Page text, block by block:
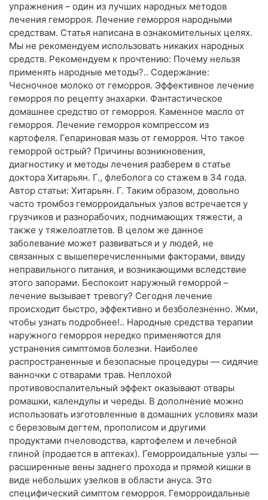
упражнения – один из лучших народных методов
лечения геморроя. Лечение геморроя народными
средствам. Статья написана в ознакомительных целях.
Мы не рекомендуем использовать никаких народных
средств. Рекомендуем к прочтению: Почему нельзя
применять народные методы?.. Содержание:
Чесночное молоко от геморроя. Эффективное лечение
геморроя по рецепту знахарки. Фантастическое
домашнее средство от геморроя. Каменное масло от
геморроя. Лечение геморроя компрессом из
картофеля. Гепариновая мазь от геморроя. Что такое
геморрой острый? Причины возникновения,
диагностику и методы лечения разберем в статье
доктора Хитарьян. Г., флеболога со стажем в 34 года.
Автор статьи: Хитарьян. Г. Таким образом, довольно
часто тромбоз геморроидальных узлов встречается у
грузчиков и разнорабочих, поднимающих тяжести, а
также у тяжелоатлетов. В целом же данное
заболевание может развиваться и у людей, не
связанных с вышеперечисленными факторами, ввиду
неправильного питания, и возникающими вследствие
этого запорами. Беспокоит наружный геморрой –
лечение вызывает тревогу? Сегодня лечение
происходит быстро, эффективно и безболезненно. Жми,
чтобы узнать подробнее!.. Народные средства терапии
наружного геморроя нередко применяются для
устранения симптомов болезни. Наиболее
распространенные и безопасные процедуры — сидячие
ванночки с отварами трав. Неплохой
противовоспалительный эффект оказывают отвары
ромашки, календулы и череды. В дополнение можно
использовать изготовленные в домашних условиях мази
с березовым дегтем, прополисом и другими
продуктами пчеловодства, картофелем и лечебной
глиной (продается в аптеках). Геморроидальные узлы —
расширенные вены заднего прохода и прямой кишки в
виде небольших узелков в области ануса. Это
специфический симптом геморроя. Геморроидальные